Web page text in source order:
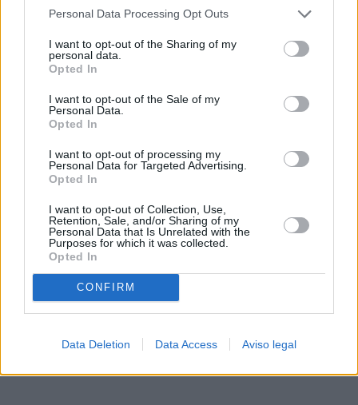
negar su consentimiento. Tenga en cuenta que algún
de su consentimiento, pero usted tiene el derecho de
rechazar tal procesamiento. Sus preferencias se aplicarán
cualquier momento entrando de nuevo en este sitio web o
visitando nuestra política de privacidad.
Personal Data Processing Opt Outs
I want to opt-out of the Sharing of my
personal data.
Opted In
I want to opt-out of the Sale of my
Personal Data.
Opted In
I want to opt-out of processing my
Personal Data for Targeted Advertising.
Opted In
I want to opt-out of Collection, Use,
Retention, Sale, and/or Sharing of my
Personal Data that Is Unrelated with the
Purposes for which it was collected.
Opted In
CONFIRM
Data Deletion Data Access Aviso legal